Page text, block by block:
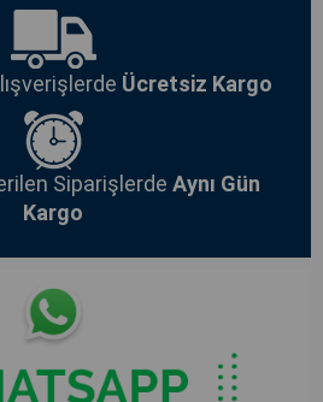
Ücretsiz Kargo
Siparişlerde Aynı Gün
Kargo